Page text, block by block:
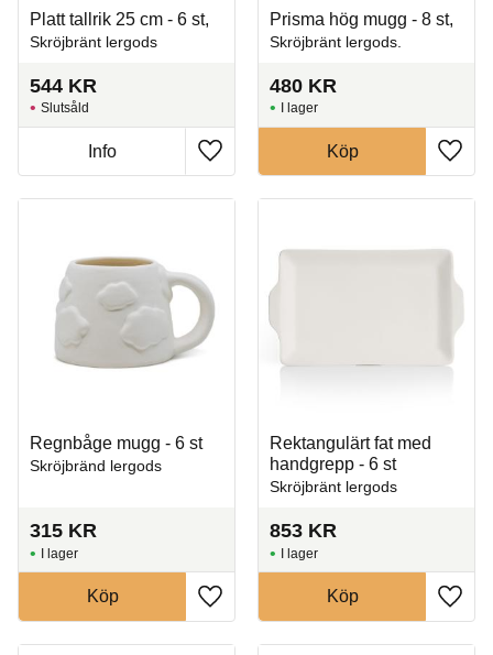
Platt tallrik 25 cm - 6 st,
Skröjbränt lergods
544 KR
Lägg till i favoriter
Slutsåld
Info
Prisma hög mugg - 8 st,
Skröjbränt lergods.
480 KR
Lägg
I lager
Köp
Regnbåge mugg - 6 st
Skröjbränd lergods
315 KR
Lägg till i favoriter
I lager
Köp
Rektangulärt fat med
handgrepp - 6 st
Skröjbränt lergods
853 KR
Lägg
I lager
Köp